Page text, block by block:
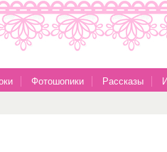
Фотошопики Рассказы